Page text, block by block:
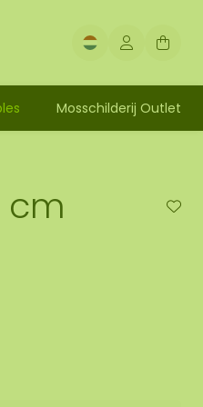
Mosschilderij Outlet
cm